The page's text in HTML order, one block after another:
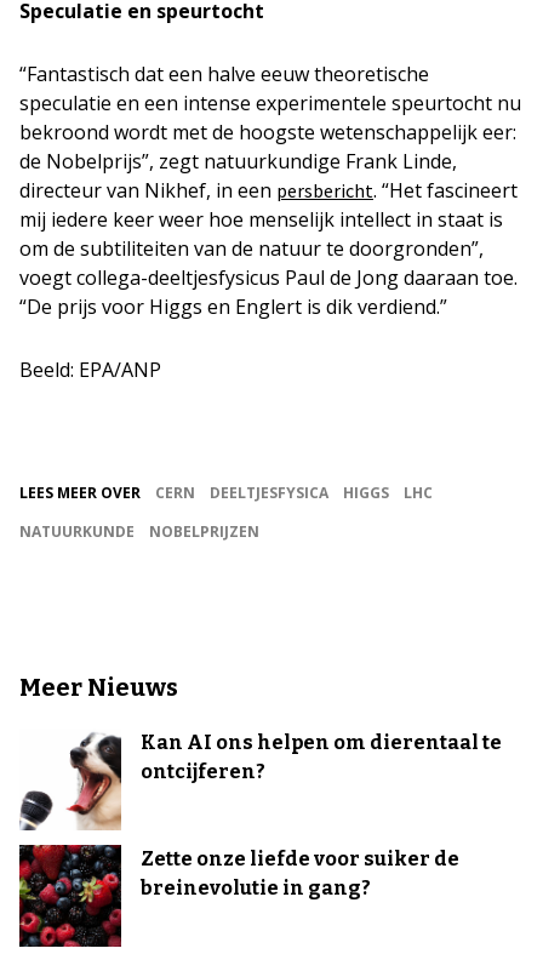
Speculatie en speurtocht
“Fantastisch dat een halve eeuw theoretische
speculatie en een intense experimentele speurtocht nu
bekroond wordt met de hoogste wetenschappelijk eer:
de Nobelprijs”, zegt natuurkundige Frank Linde,
directeur van Nikhef, in een persbericht. “Het fascineert
mij iedere keer weer hoe menselijk intellect in staat is
om de subtiliteiten van de natuur te doorgronden”,
voegt collega-deeltjesfysicus Paul de Jong daaraan toe.
“De prijs voor Higgs en Englert is dik verdiend.”
Beeld: EPA/ANP
LEES MEER OVER CERN DEELTJESFYSICA HIGGS
LHC
NATUURKUNDE
NOBELPRIJZEN
Meer Nieuws
Kan AI ons helpen om dierentaal te
ontcijferen?
Zette onze liefde voor suiker de
breinevolutie in gang?